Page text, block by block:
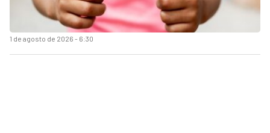
1 de agosto de 2026 - 6:30